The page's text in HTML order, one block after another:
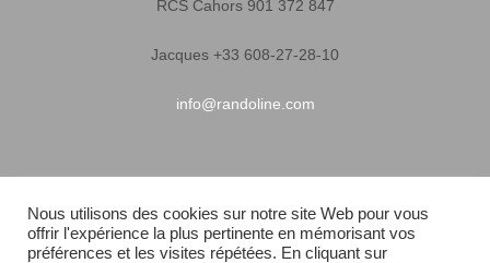
RCS Cahors 901 372 847
Jacques +33 608-27-28-10
info@randoline.com
Garantie matériel
Nous utilisons des cookies sur notre site Web pour vous
offrir l'expérience la plus pertinente en mémorisant vos
préférences et les visites répétées. En cliquant sur